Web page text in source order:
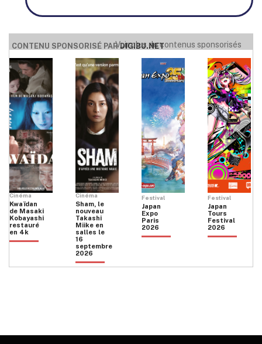
CONTENU SPONSORISÉ PARDIGIBU.NET
Voir plus de contenus sponsorisés
Cinéma
Kwaïdan
de Masaki
Kobayashi
restauré
en 4k
Cinéma
Sham, le
nouveau
Takashi
Miike en
salles le
16
septembre
2026
Festival
Japan
Expo
Paris
2026
Festival
Japan
Tours
Festival
2026